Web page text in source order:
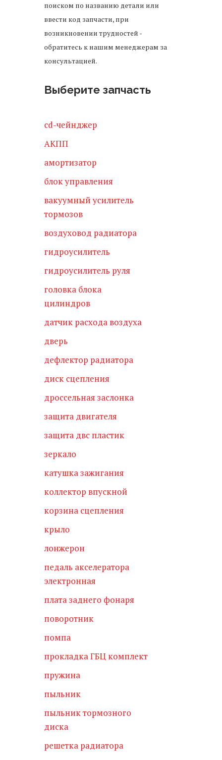
поиском по названию детали или
ввести код запчасти, при
возникновении трудностей -
обратитесь к нашим менеджерам за
консультацией.
Выберите запчасть
cd-чейнджер
АКПП
амортизатор
блок управления
вакуумный усилитель
тормозов
воздуховод радиатора
гидроусилитель
гидроусилитель руля
головка блока
цилиндров
датчик расхода воздуха
дверь
дефлектор радиатора
диск сцепления
дроссельная заслонка
защита двигателя
защита двс пластик
зеркало
катушка зажигания
коллектор впускной
корзина сцепления
крыло
лонжерон
педаль акселератора
электронная
плата заднего фонаря
поворотник
помпа
прокладка ГБЦ комплект
пружина
пыльник
пыльник тормозного
диска
решетка радиатора